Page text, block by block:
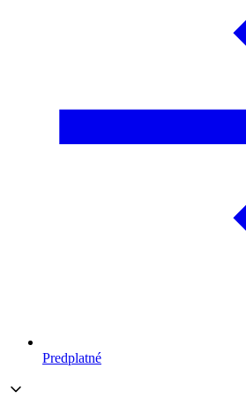
Predplatné